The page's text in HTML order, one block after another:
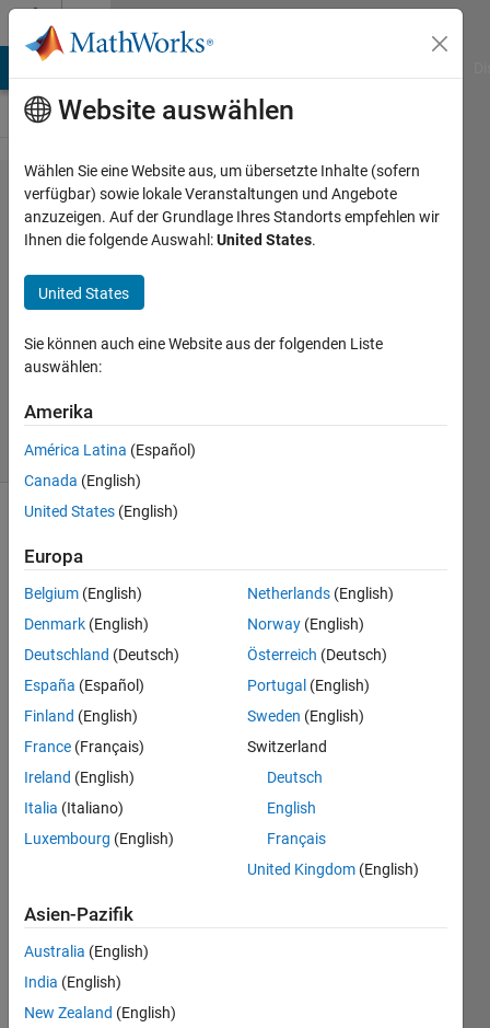
Weiter zum Inhalt
Problem
2738.
sum
Jan
Orwat
76
solvers
1 likes
Given
number
calculate
its
count
Solve
137
Solutions
76
Website auswählen
Wählen Sie eine Website aus, um übersetzte Inhalte (sofern
verfügbar) sowie lokale Veranstaltungen und Angebote
anzuzeigen. Auf der Grundlage Ihres Standorts empfehlen wir
Ihnen die folgende Auswahl:United States.
United States
Sie können auch eine Website aus der folgenden Liste
auswählen:
Amerika
América Latina (Español)
Canada (English)
United States (English)
Europa
Belgium (English)
Denmark (English)
Deutschland (Deutsch)
España (Español)
Finland (English)
France (Français)
Ireland (English)
Italia (Italiano)
Luxembourg (English)
Netherlands (English)
Norway (English)
Österreich (Deutsch)
Portugal (English)
Sweden (English)
Switzerland
Deutsch
English
Français
United Kingdom (English)
Asien-Pazifik
Australia (English)
India (English)
New Zealand (English)